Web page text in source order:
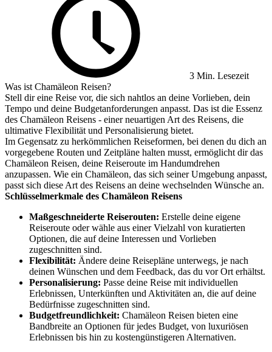
3 Min. Lesezeit
Was ist Chamäleon Reisen?
Stell dir eine Reise vor, die sich nahtlos an deine Vorlieben, dein
Tempo und deine Budgetanforderungen anpasst. Das ist die Essenz
des Chamäleon Reisens - einer neuartigen Art des Reisens, die
ultimative Flexibilität und Personalisierung bietet.
Im Gegensatz zu herkömmlichen Reiseformen, bei denen du dich an
vorgegebene Routen und Zeitpläne halten musst, ermöglicht dir das
Chamäleon Reisen, deine Reiseroute im Handumdrehen
anzupassen. Wie ein Chamäleon, das sich seiner Umgebung anpasst,
passt sich diese Art des Reisens an deine wechselnden Wünsche an.
Schlüsselmerkmale des Chamäleon Reisens
Maßgeschneiderte Reiserouten: Erstelle deine eigene
Reiseroute oder wähle aus einer Vielzahl von kuratierten
Optionen, die auf deine Interessen und Vorlieben
zugeschnitten sind.
Flexibilität: Ändere deine Reisepläne unterwegs, je nach
deinen Wünschen und dem Feedback, das du vor Ort erhältst.
Personalisierung: Passe deine Reise mit individuellen
Erlebnissen, Unterkünften und Aktivitäten an, die auf deine
Bedürfnisse zugeschnitten sind.
Budgetfreundlichkeit: Chamäleon Reisen bieten eine
Bandbreite an Optionen für jedes Budget, von luxuriösen
Erlebnissen bis hin zu kostengünstigeren Alternativen.